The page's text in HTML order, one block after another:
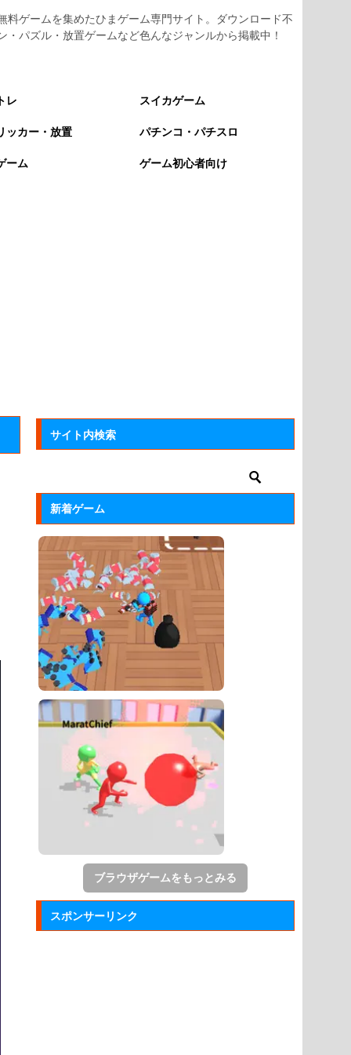
料ゲームを集めたひまゲーム専門サイト。ダウンロード不
パズル・放置ゲームなど色んなジャンルから掲載中！
レ スイカゲーム
ッカー・放置 パチンコ・パチスロ
ーム ゲーム初心者向け
サイト内検索
新着ゲーム
ブラウザゲームをもっとみる
スポンサーリンク